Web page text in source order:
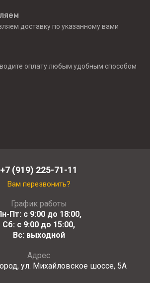
доставку по указанному вами
оплату любым удобным способом
+7 (919) 225-71-11
Вам перезвонить?
График работы
Пт: с 9:00 до 18:00,
Сб: с 9:00 до 15:00,
Вс: выходной
Адрес
ул. Михайловское шоссе, 5А